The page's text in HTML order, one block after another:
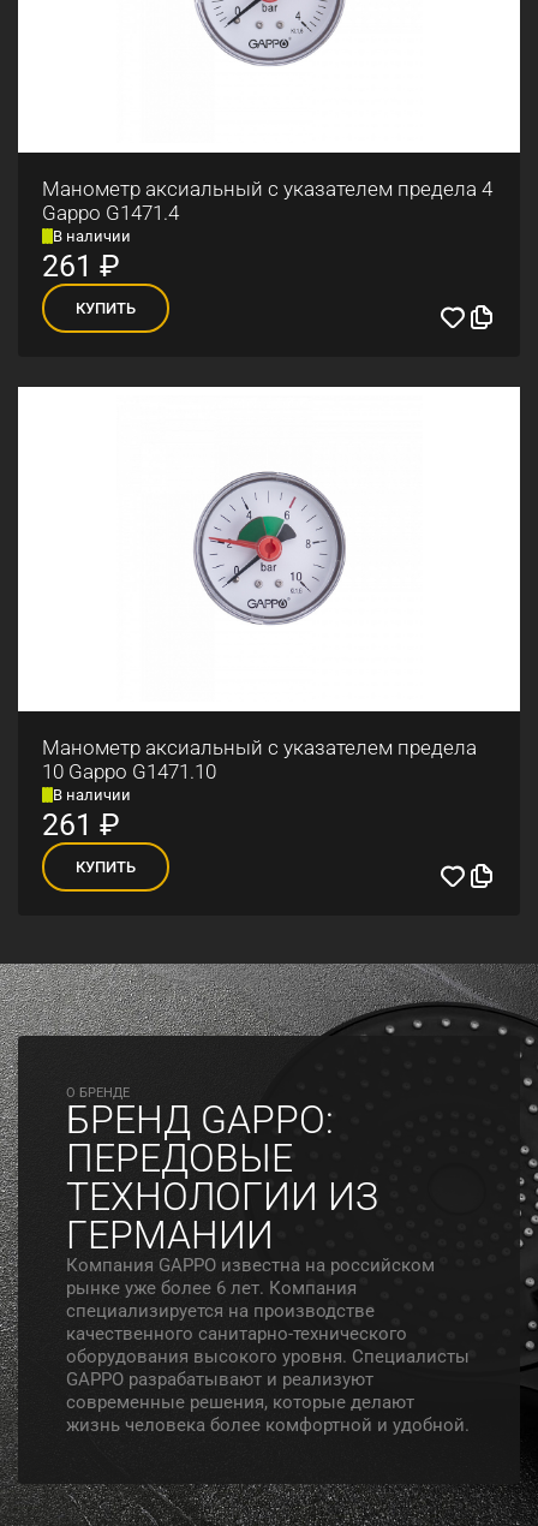
Манометр аксиальный с указателем предела 4
Gappo G1471.4
В наличии
261 ₽
КУПИТЬ
Манометр аксиальный с указателем предела
10 Gappo G1471.10
В наличии
261 ₽
КУПИТЬ
O БРЕНДЕ
БРЕНД GAPPO:
ПЕРЕДОВЫЕ
ТЕХНОЛОГИИ ИЗ
ГЕРМАНИИ
Компания GAPPO известна на российском
рынке уже более 6 лет. Компания
специализируется на производстве
качественного санитарно-технического
оборудования высокого уровня. Специалисты
GAPPO разрабатывают и реализуют
современные решения, которые делают
жизнь человека более комфортной и удобной.